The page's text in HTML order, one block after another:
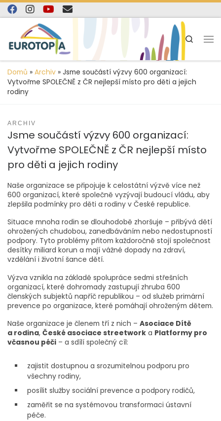
content
Skip to content
Search
Domů » Archiv » Jsme součástí výzvy 600 organizací:
Vytvořme SPOLEČNĚ z ČR nejlepší místo pro děti a jejich
rodiny
ARCHIV
Jsme součástí výzvy 600 organizací:
Vytvořme SPOLEČNĚ z ČR nejlepší místo
pro děti a jejich rodiny
Naše organizace se připojuje k celostátní výzvě více než
600 organizací, které společně vyzývají budoucí vládu, aby
zlepšila podmínky pro děti a rodiny v České republice.
Situace mnoha rodin se dlouhodobě zhoršuje – přibývá dětí
ohrožených chudobou, zanedbáváním nebo nedostupností
podpory. Tyto problémy přitom každoročně stojí společnost
desítky miliard korun a mají vážné dopady na zdraví,
vzdělání i životní šance dětí.
Výzva vznikla na základě spolupráce sedmi střešních
organizací, které dohromady zastupují zhruba 600
členských subjektů napříč republikou – od služeb primární
prevence po organizace, které pomáhají ohroženým dětem.
Naše organizace je členem tří z nich – Asociace Dítě
a rodina, České asociace streetwork a Platformy pro
včasnou péči – a sdílí společný cíl:
zajistit dostupnou a srozumitelnou podporu pro
všechny rodiny,
posílit služby sociální prevence a podpory rodičů,
zaměřit se na systémovou transformaci ústavní
péče.